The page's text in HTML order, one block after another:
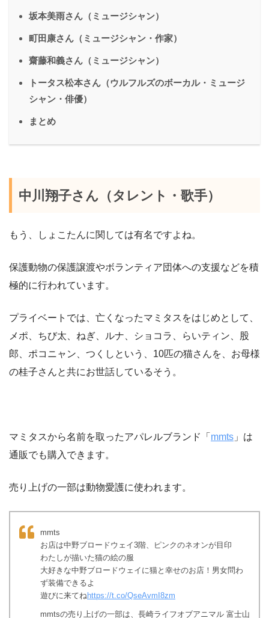
坂本美雨さん（ミュージシャン）
町田康さん（ミュージシャン・作家）
齋藤和義さん（ミュージシャン）
トータス松本さん（ウルフルズのボーカル・ミュージ
シャン・俳優）
まとめ
中川翔子さん（タレント・歌手）
もう、しょこたんに関しては有名ですよね。
保護動物の保護譲渡やボランティア団体への支援などを積
極的に行われています。
プライベートでは、亡くなったマミタスをはじめとして、
メポ、ちび太、ねぎ、ルナ、ショコラ、らいティン、股
郎、ポコニャン、つくしという、10匹の猫さんを、お母様
の桂子さんと共にお世話しているそう。
マミタスから名前を取ったアパレルブランド「 mmts 」は
通販でも購入できます。
売り上げの一部は動物愛護に使われます。
mmts
お店は中野ブロードウェイ3階、ピンクのネオンが目印
わたしが描いた猫の絵の服
大好きな中野ブロードウェイに猫と幸せのお店！男女問わ
ず装備できるよ
遊びに来てねhttps://t.co/QseAvmI8zm
mmtsの売り上げの一部は、長崎ライフオブアニマル 富士山